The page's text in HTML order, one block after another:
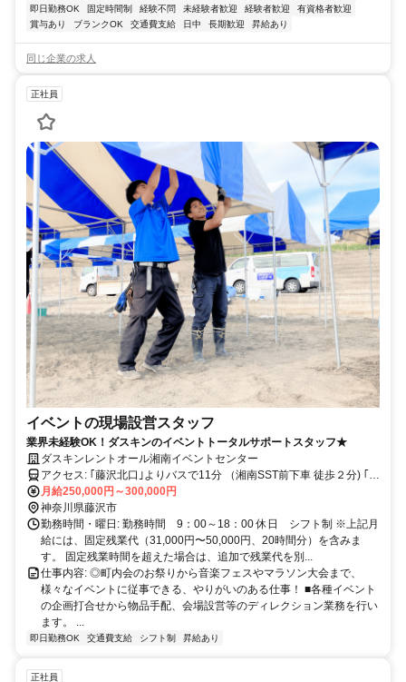
即日勤務OK
固定時間制 経験不問 未経験者歓迎 経験者歓迎
有資格者歓迎
賞与あり
ブランクOK 交通費支給 日中 長期歓迎 昇給あり
同じ企業の求人
正社員
イベントの現場設営スタッフ
業界未経験OK！ダスキンのイベントトータルサポートスタッフ★
ダスキンレントオール湘南イベントセンター
アクセス: ｢藤沢北口｣よりバスで11分 （湘南SST前下車 徒歩２分) ｢本
鵠沼駅｣より徒歩20分 ※自転車・バイク・車両通勤可 ※交通費支給
（上限：30,000円/月まで）
月給250,000円～300,000円
神奈川県藤沢市
勤務時間・曜日: 勤務時間 9：00～18：00 休日 シフト制 ※上記月
給には、固定残業代（31,000円〜50,000円、20時間分）を含みま
す。 固定残業時間を超えた場合は、追加で残業代を別...
仕事内容: ◎町内会のお祭りから音楽フェスやマラソン大会まで、
様々なイベントに従事できる、やりがいのある仕事！ ■各種イベント
の企画打合せから物品手配、会場設営等のディレクション業務を行い
ます。 ...
即日勤務OK 交通費支給 シフト制 昇給あり
正社員